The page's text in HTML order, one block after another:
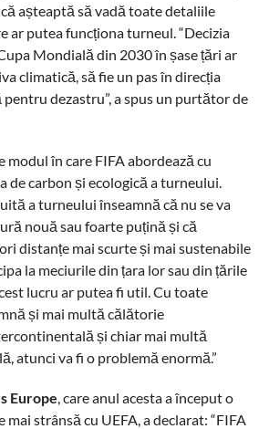
așteaptă să vadă toate detaliile
ar putea funcționa turneul. “Decizia
Mondială din 2030 în șase țări ar
climatică, să fie un pas în direcția
dezastru”, a spus un purtător de
modul în care FIFA abordează cu
de carbon și ecologică a turneului.
a turneului înseamnă că nu se va
nouă sau foarte puțină și că
distanțe mai scurte și mai sustenabile
la meciurile din țara lor sau din țările
lucru ar putea fi util. Cu toate
și mai multă călătorie
și chiar mai multă
atunci va fi o problemă enormă.”
Europe, care anul acesta a început o
mai strânsă cu UEFA, a declarat: “FIFA